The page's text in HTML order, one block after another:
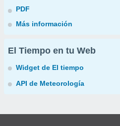
PDF
Más información
El Tiempo en tu Web
Widget de El tiempo
API de Meteorología